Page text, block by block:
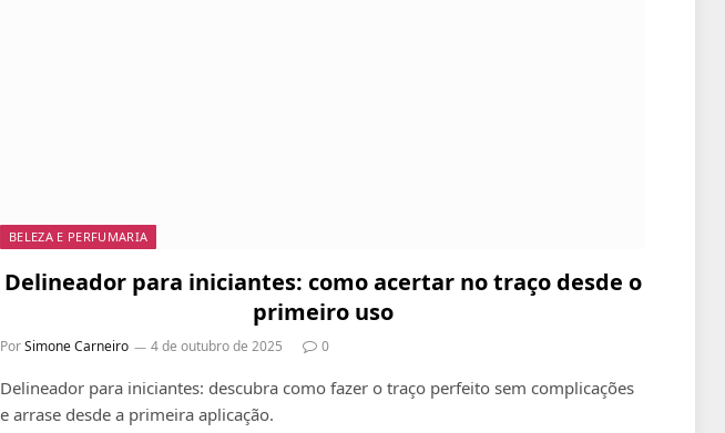
BELEZA E PERFUMARIA
Delineador para iniciantes: como acertar no traço desde o
primeiro uso
PorSimone Carneiro 4 de outubro de 2025 0
Delineador para iniciantes: descubra como fazer o traço perfeito sem complicações
e arrase desde a primeira aplicação.